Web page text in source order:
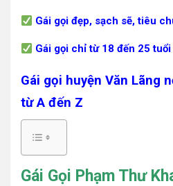
Gái gọi đẹp, sạch sẽ, tiêu
Gái gọi chỉ từ 18 đến 25
Gái gọi huyện Văn Lãng
từ A đến Z
Gái Gọi Phạm Thư